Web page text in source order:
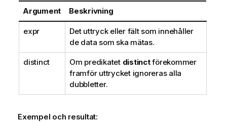
Argument Beskrivning
expr
Det uttryck eller fält som innehåller
de data som ska mätas.
distinct Om predikatet distinctförekommer
framför uttrycket ignoreras alla
dubbletter.
Exempel och resultat: